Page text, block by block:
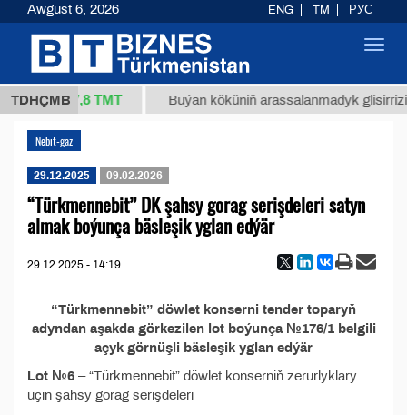
TDHÇMB
1 (kg.) 37,8 ТМТ Buýan köküniň arassalanmadyk
Nebit-gaz
29.12.2025 09.02.2026
“Türkmennebit” DK şahsy gorag serişdeleri satyn
almak boýunça bäsleşik yglan edýär
29.12.2025 - 14:19
“Türkmennebit” döwlet konserni tender toparyň
adyndan aşakda görkezilen lot boýunça №176/1 belgili
açyk görnüşli bäsleşik yglan edýär
Lot №6 – “Türkmennebit” döwlet konserniň zerurlyklary
üçin şahsy gorag serişdeleri
Awgust 6, 2026 ENG TM РУС